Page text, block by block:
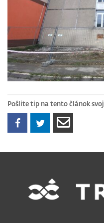
Pošlite tip na tento článok